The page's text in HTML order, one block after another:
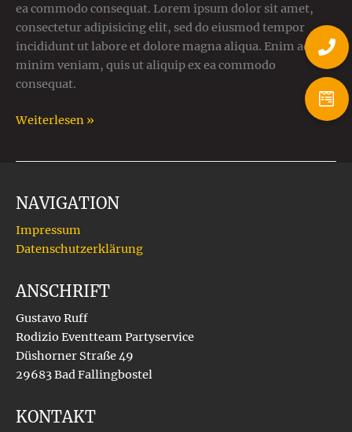
ea commodo consequat. Lorem ipsum dolor sit amet,
consectetur adipisicing elit, sed do eiusmod tempor
incididunt ut labore et dolore magna aliqua. Enim ad
minim veniam, quis ut aliquip ex ea commodo
consequat.
Weiterlesen »
NAVIGATION
Impressum
Datenschutzerklärung
ANSCHRIFT
Gustavo Ruff
Rodizio Eventteam Partyservice
Düshorner Straße 49
29683 Bad Fallingbostel
KONTAKT